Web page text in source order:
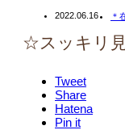
2022.06.16 ＊
☆スッキリ
Tweet
Share
Hatena
Pin it